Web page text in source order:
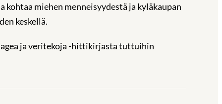
miehen menneisyydestä ja kyläkaupan
keskellä.
ja veritekoja -hittikirjasta tuttuihin